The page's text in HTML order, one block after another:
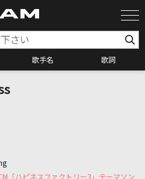
歌手名 歌詞
ケ検索
リクエスト
「ハピネスファクトリー3」テーマソン